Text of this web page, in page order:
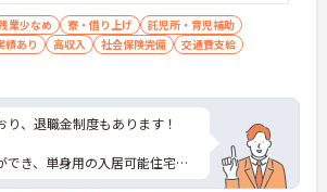
業少なめ 寮・借り上げ
託児所・育児補助
績あり
高収入 社会保険完備
交通費支給
、退職金制度もあります！
でき、単身用の入居可能住宅の